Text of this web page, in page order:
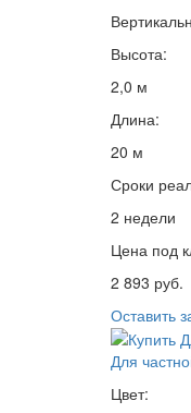
Высота:
2,0 м
Длина:
20 м
Сроки
2 недели
Цена под
2 893 руб.
Оставить
Для
Цвет: